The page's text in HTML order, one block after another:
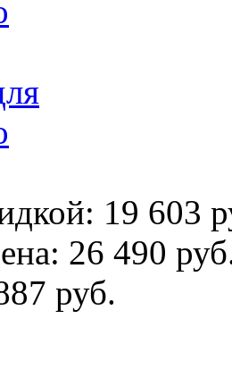
19 603
26 490
руб.